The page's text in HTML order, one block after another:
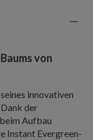
von
innovativen
der
Aufbau
Instant Evergreen-